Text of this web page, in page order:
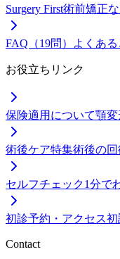
Surgery First術前矯正
FAQ（19問） よくあ
お役立ちリンク
保険適用について顎
術後ケア特集術後の
セルフチェック1分で
初診予約・アクセス初
Contact